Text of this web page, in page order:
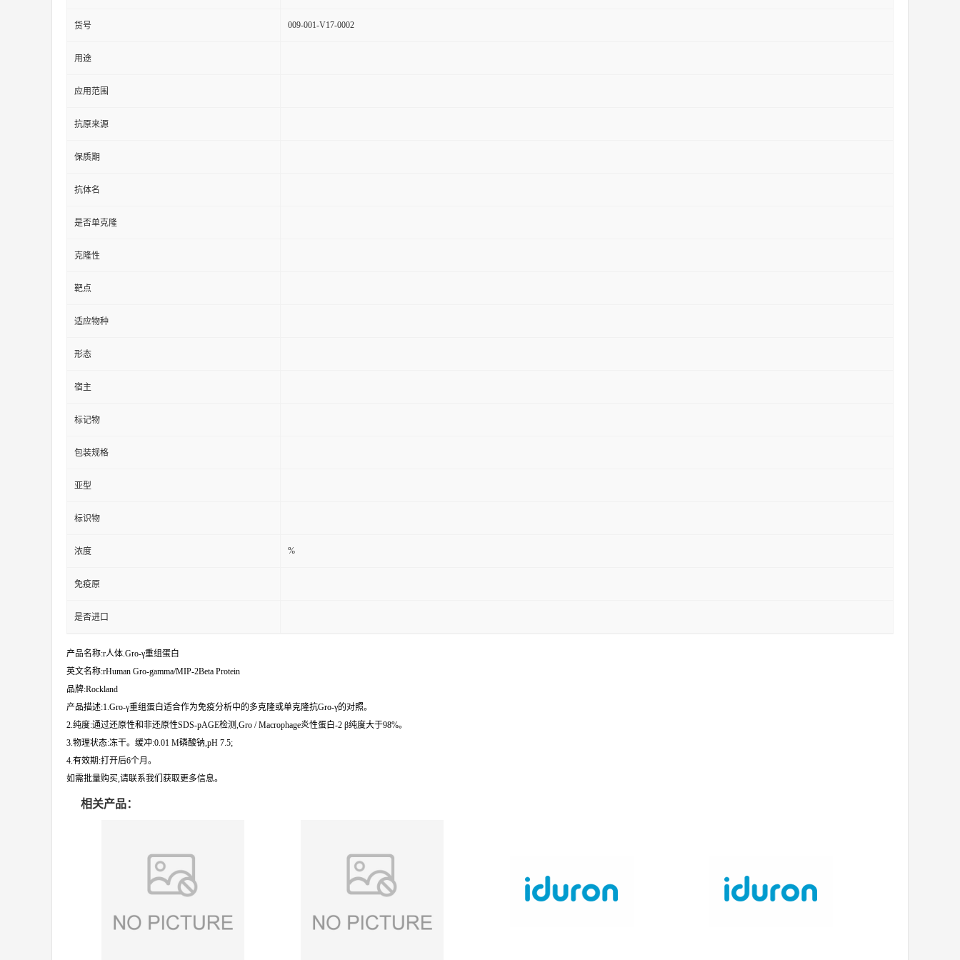
货号 009-001-V17-0002
用途
应用范围
抗原来源
保质期
抗体名
是否单克隆
克隆性
靶点
适应物种
形态
宿主
标记物
包装规格
亚型
标识物
浓度 %
免疫原
是否进口
产品名称:r人体.Gro-γ重组蛋白
英文名称:rHuman Gro-gamma/MIP-2Beta Protein
品牌:Rockland
产品描述:1.Gro-γ重组蛋白适合作为免疫分析中的多克隆或单克隆抗Gro-γ的对照。
2.纯度:通过还原性和非还原性SDS-pAGE检测,Gro / Macrophage炎性蛋白-2 β纯度大于98%。
3.物理状态:冻干。缓冲:0.01 M磷酸钠,pH 7.5;
4.有效期:打开后6个月。
如需批量购买,请联系我们获取更多信息。
相关产品：